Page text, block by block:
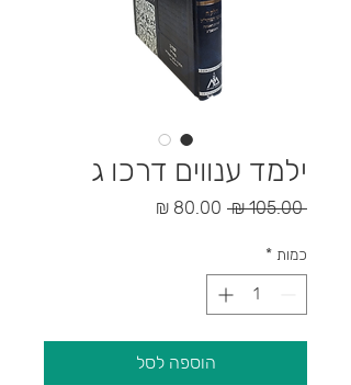
ילמד ענווים דרכו ג
‏105.00 ‏₪
מחיר
כמות *
הוספה לסל